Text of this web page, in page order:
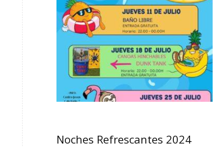
Noches Refrescantes 2024